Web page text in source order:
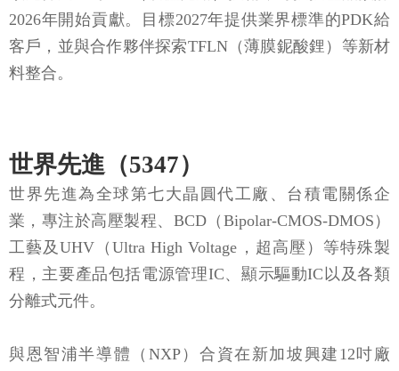
2026年開始貢獻。目標2027年提供業界標準的PDK給
客戶，並與合作夥伴探索TFLN（薄膜鈮酸鋰）等新材
料整合。
世界先進（5347）
世界先進為全球第七大晶圓代工廠、台積電關係企
業，專注於高壓製程、BCD（Bipolar-CMOS-DMOS）
工藝及UHV（Ultra High Voltage，超高壓）等特殊製
程，主要產品包括電源管理IC、顯示驅動IC以及各類
分離式元件。
與恩智浦半導體（NXP）合資在新加坡興建12吋廠